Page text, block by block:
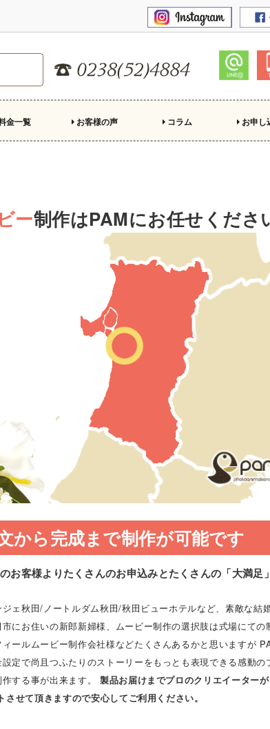
金一覧 お客様の声 コラム お申し
ー制作はPAMにお任せくださ
から完成まで制作が可能です
お客様よりたくさんのお申込みとたくさんの「大満足
ェ秋田/ノートルダム秋田/秋田ビューホテルなど、素敵な結
市にお住いの新郎新婦様、ムービー制作の選択肢は式場にての
ールムービー制作会社様などたくさんあるかと思いますが
定で尚且つふたりのストーリーをもっとも表現できる感動の
する事が出来ます。 製品お届けまでプロのクリエイーターが
させて頂きますので安心してご利用ください。